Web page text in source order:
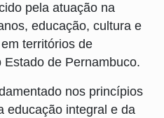
pela atuação na
educação, cultura e
territórios de
de Pernambuco.
nos princípios
educação integral e da